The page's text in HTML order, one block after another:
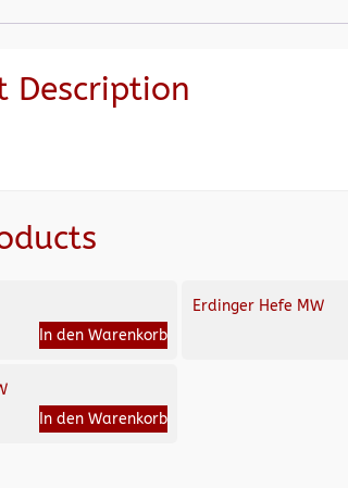
Description
In den Warenkorb
Erdinger Hefe MW
In den Warenkorb